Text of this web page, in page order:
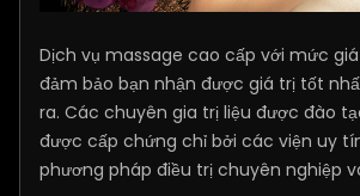
Dịch vụ massage cao cấp với mức
đảm bảo bạn nhận được giá trị tốt
ra. Các chuyên gia trị liệu được đào
được cấp chứng chỉ bởi các viện uy
phương pháp điều trị chuyên nghiệp